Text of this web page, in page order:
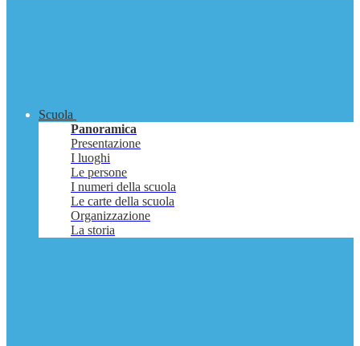
Scuola
Panoramica
Presentazione
I luoghi
Le persone
I numeri della scuola
Le carte della scuola
Organizzazione
La storia